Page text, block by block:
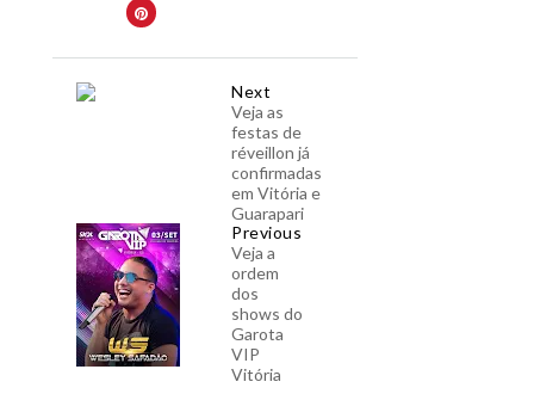
Next
Veja as
festas de
réveillon já
confirmadas
em Vitória e
Guarapari
Previous
Veja a
ordem
dos
shows do
Garota
VIP
Vitória